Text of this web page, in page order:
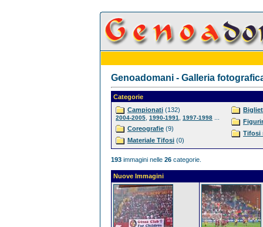
Genoadomani - Galleria
Categorie
Campionati (132)
2004-2005 1990-1991 1997-1998
Coreografie (9)
Materiale Tifosi (0)
Tifosi
193 immagini nelle 26 categorie.
Nuove Immagini